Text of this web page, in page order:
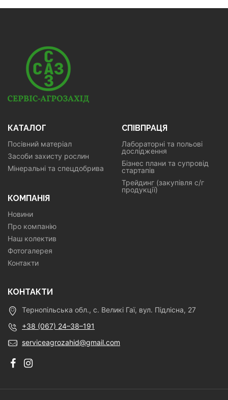
КАТАЛОГ
Посівний матеріал
Засоби захисту рослин
Мінеральні та спецдобрива
СПІВПРАЦЯ
Лабораторні та польові
дослідження
Бізнес плани та супровід
стартапів
Трейдинг (закупівля с/г
продукції)
КОМПАНІЯ
Новини
Про компанію
Наш колектив
Фотогалерея
Контакти
КОНТАКТИ
Тернопільська обл., с. Великі Гаї, вул. Підлісна, 27
+38 (067) 24–38–191
serviceagrozahid@gmail.com